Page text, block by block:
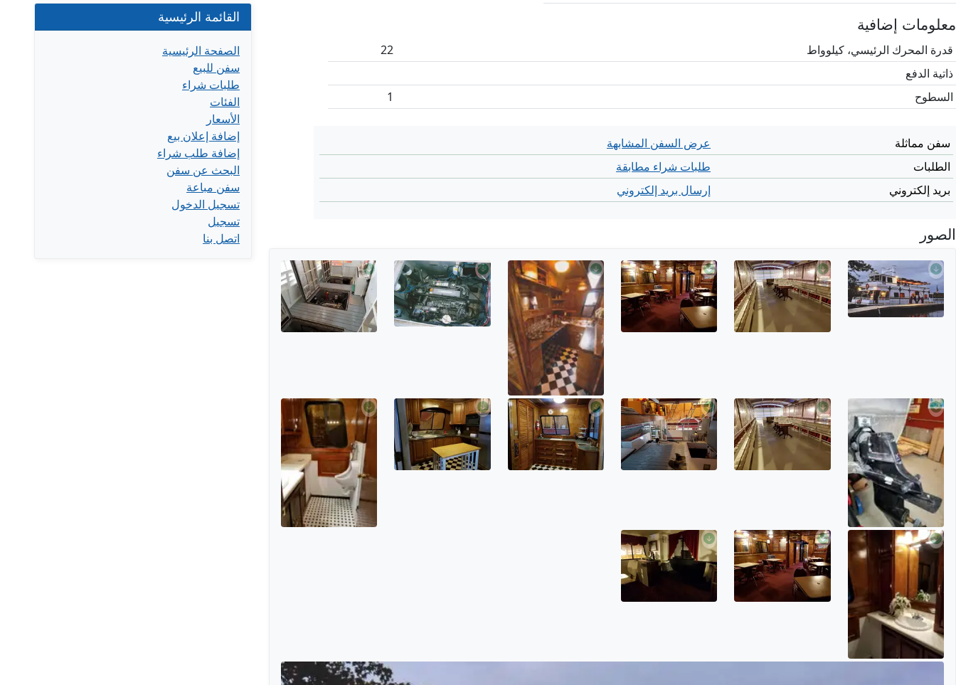
معلومات إضافية
قدرة المحرك الرئيسي، كيلوواط
22
ذاتية الدفع
السطوح
1
سفن مماثلة
عرض السفن المشابهة
الطلبات
طلبات شراء مطابقة
بريد إلكتروني
إرسال بريد إلكتروني
الصور
القائمة الرئيسية
الصفحة الرئيسية
سفن للبيع
طلبات شراء
الفئات
الأسعار
إضافة إعلان بيع
إضافة طلب شراء
البحث عن سفن
سفن مباعة
تسجيل الدخول
تسجيل
اتصل بنا